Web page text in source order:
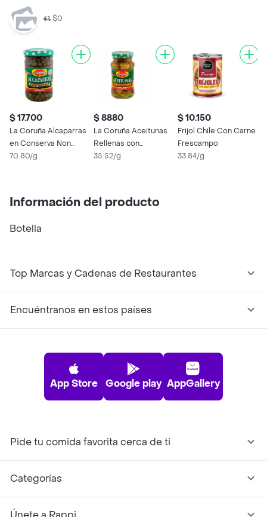
$0
$ 17.700
La Coruña Alcaparras
en Conserva Non
Pareill
70.80/g
$ 8880
La Coruña Aceitunas
Rellenas con
Pimentón
35.52/g
$ 10.150
Frijol Chile Con Carne
Frescampo
33.84/g
Información del producto
Botella
Top Marcas y Cadenas de Restaurantes
Encuéntranos en estos países
App Store Google play AppGallery
Pide tu comida favorita cerca de ti
Categorías